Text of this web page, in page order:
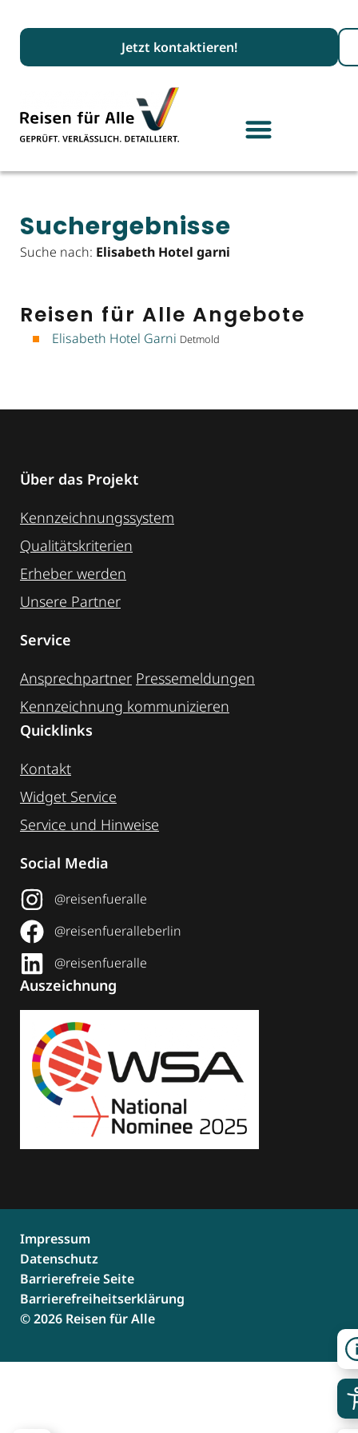
Jetzt kontaktieren!
Suchergebnisse
Suche nach: Elisabeth Hotel garni
Reisen für Alle Angebote
Elisabeth Hotel Garni Detmold
Über das Projekt
Kennzeichnungssystem
Qualitätskriterien
Erheber werden
Unsere Partner
Service
Ansprechpartner Pressemeldungen
Kennzeichnung ­kommunizieren
Quicklinks
Kontakt
Widget Service
Service und Hinweise
Social Media
@reisenfueralle
@reisenfueralleberlin
@reisenfueralle
Auszeichnung
© 2026 Reisen für Alle
Impressum
Datenschutz
Barrierefreie Seite
Barrierefreiheitserklärung